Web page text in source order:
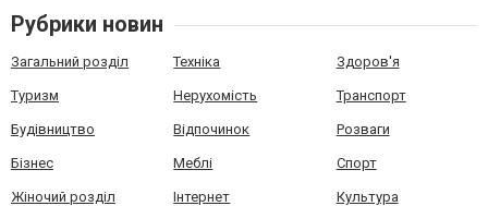
Рубрики новин
Загальний розділ Техніка Здоров'я
Туризм Нерухомість Транспорт
Будівництво Відпочинок Розваги
Бізнес Меблі Спорт
Жіночий розділ Інтернет Культура